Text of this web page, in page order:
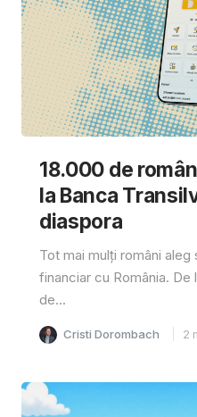
18.000 de
la Banca
diaspora
Tot mai mulți români
financiar cu România. De
de...
Cristi Dorombach 2